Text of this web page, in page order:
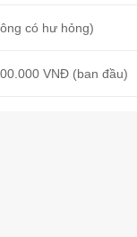
có hư hỏng)
VNĐ (ban đầu)